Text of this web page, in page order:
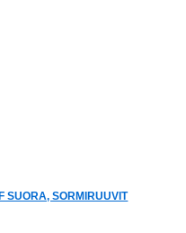
SUORA, SORMIRUUVIT